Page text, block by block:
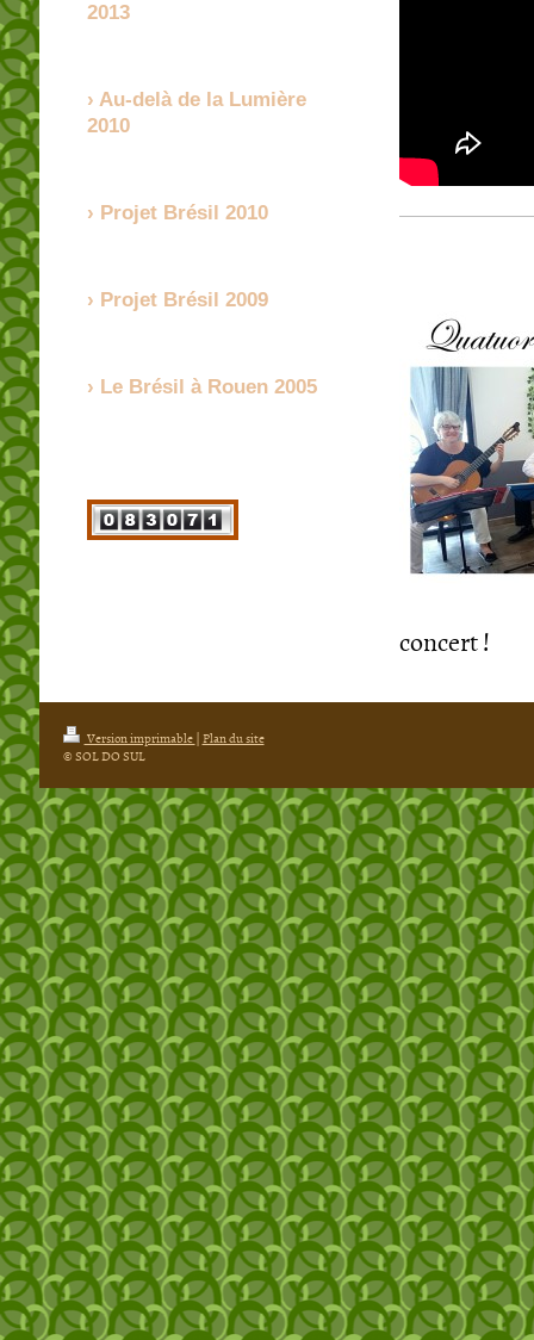
concert !
2013
Au-delà de la Lumière
2010
Projet Brésil 2010
Projet Brésil 2009
Le Brésil à Rouen 2005
Version imprimable|Plan du site
© SOL DO SUL